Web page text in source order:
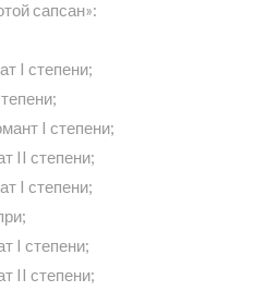
сапсан»:
I степени;
I степени;
II степени;
I степени;
I степени;
II степени;